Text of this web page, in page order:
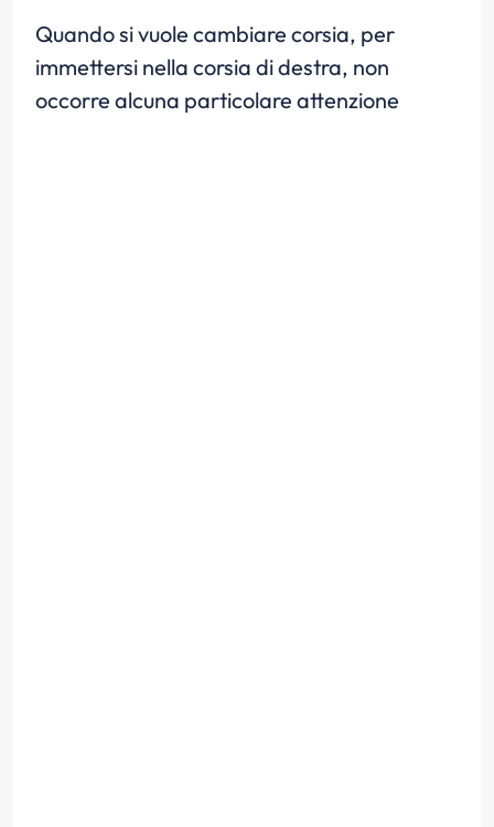
Quando si vuole cambiare corsia, per
immettersi nella corsia di destra, non
occorre alcuna particolare attenzione